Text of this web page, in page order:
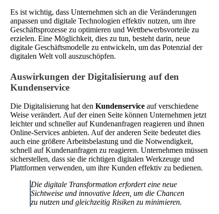
Es ist wichtig, dass Unternehmen sich an die Veränderungen
anpassen und digitale Technologien effektiv nutzen, um ihre
Geschäftsprozesse zu optimieren und Wettbewerbsvorteile zu
erzielen. Eine Möglichkeit, dies zu tun, besteht darin, neue
digitale Geschäftsmodelle zu entwickeln, um das Potenzial der
digitalen Welt voll auszuschöpfen.
Auswirkungen der Digitalisierung auf den
Kundenservice
Die Digitalisierung hat den Kundenservice auf verschiedene
Weise verändert. Auf der einen Seite können Unternehmen jetzt
leichter und schneller auf Kundenanfragen reagieren und ihnen
Online-Services anbieten. Auf der anderen Seite bedeutet dies
auch eine größere Arbeitsbelastung und die Notwendigkeit,
schnell auf Kundenanfragen zu reagieren. Unternehmen müssen
sicherstellen, dass sie die richtigen digitalen Werkzeuge und
Plattformen verwenden, um ihre Kunden effektiv zu bedienen.
Die digitale Transformation erfordert eine neue
Sichtweise und innovative Ideen, um die Chancen
zu nutzen und gleichzeitig Risiken zu minimieren.